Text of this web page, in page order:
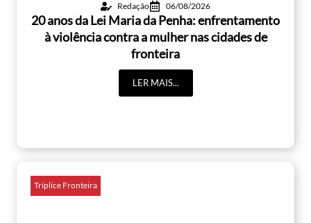
Redação 06/08/2026
20 anos da Lei Maria da Penha: enfrentamento
à violência contra a mulher nas cidades de
fronteira
LER MAIS...
Tríplice Fronteira